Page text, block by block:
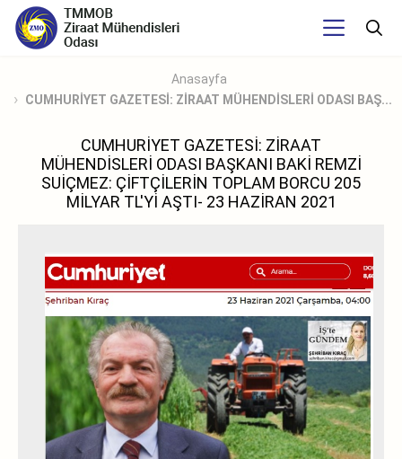
Anasayfa
CUMHURİYET GAZETESİ: ZİRAAT MÜHENDİSLERİ ODASI BAŞ...
CUMHURİYET GAZETESİ: ZİRAAT
MÜHENDİSLERİ ODASI BAŞKANI BAKİ REMZİ
SUİÇMEZ: ÇİFTÇİLERİN TOPLAM BORCU 205
MİLYAR TL'Yİ AŞTI- 23 HAZİRAN 2021